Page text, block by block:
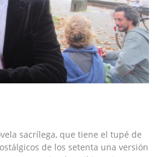
sacrílega, que tiene el tupé de
de los setenta una versión